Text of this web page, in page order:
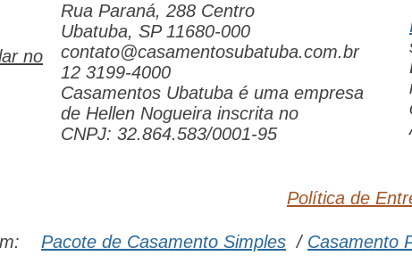
no
Rua Paraná, 288 Centro
Ubatuba, SP 11680-000
contato@casamentosubatuba.com.br
12 3199-4000
Casamentos Ubatuba é uma empresa
de Hellen Nogueira inscrita no
CNPJ: 32.864.583/0001-95
Política de
Pacote de Casamento Simples / Casamento